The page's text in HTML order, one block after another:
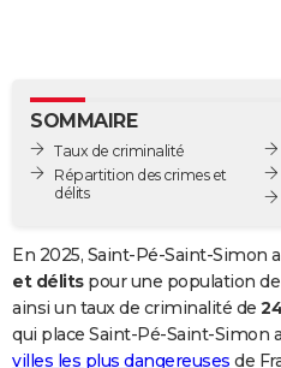
BONS PLANS
CARTE DE VOEUX
Dictionnaire
Biographies
Citations
Expressions
Proverbes
PROGRAMME TV
S'inscrire
Se connecter
Lycées
Collèges
Primaires
Universités
Entreprises
Service militaire
Avis de recherche
SOMMAIRE
Taux de criminalité
Répartition des crimes et
délits
En 2025, Saint-Pé-Saint-Simon
et délitspour une population de
ainsi un taux de criminalité de
qui place Saint-Pé-Saint-Simon
villes les plus dangereuses de